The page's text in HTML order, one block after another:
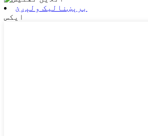
برېښنالیک ولېږئ
ایکس